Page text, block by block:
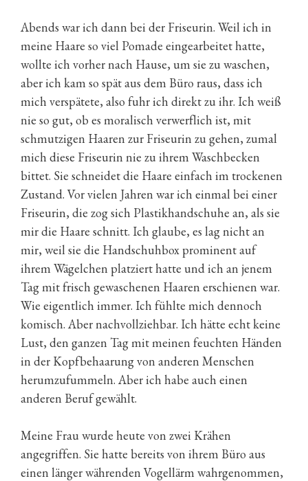
Abends war ich dann bei der Friseurin. Weil ich in
meine Haare so viel Pomade eingearbeitet hatte,
wollte ich vorher nach Hause, um sie zu waschen,
aber ich kam so spät aus dem Büro raus, dass ich
mich verspätete, also fuhr ich direkt zu ihr. Ich weiß
nie so gut, ob es moralisch verwerflich ist, mit
schmutzigen Haaren zur Friseurin zu gehen, zumal
mich diese Friseurin nie zu ihrem Waschbecken
bittet. Sie schneidet die Haare einfach im trockenen
Zustand. Vor vielen Jahren war ich einmal bei einer
Friseurin, die zog sich Plastikhandschuhe an, als sie
mir die Haare schnitt. Ich glaube, es lag nicht an
mir, weil sie die Handschuhbox prominent auf
ihrem Wägelchen platziert hatte und ich an jenem
Tag mit frisch gewaschenen Haaren erschienen war.
Wie eigentlich immer. Ich fühlte mich dennoch
komisch. Aber nachvollziehbar. Ich hätte echt keine
Lust, den ganzen Tag mit meinen feuchten Händen
in der Kopfbehaarung von anderen Menschen
herumzufummeln. Aber ich habe auch einen
anderen Beruf gewählt.
Meine Frau wurde heute von zwei Krähen
angegriffen. Sie hatte bereits von ihrem Büro aus
einen länger währenden Vogellärm wahrgenommen,